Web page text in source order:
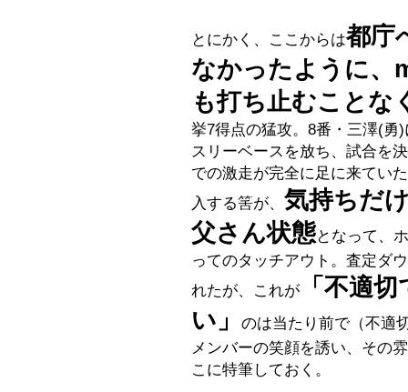
とにかく、ここからは都庁
なかったように、
も打ち止むことな
挙7得点の猛攻。8番・三澤(勇
スリーベースを放ち、試合を
での激走が完全に足に来てい
入する筈が、 気持ちだ
父さん状態となって、
ってのタッチアウト。査定ダ
れたが、これが
「不適
い」
のは当たり前で（不適
メンバーの笑顔を誘い、その
こに特筆しておく。